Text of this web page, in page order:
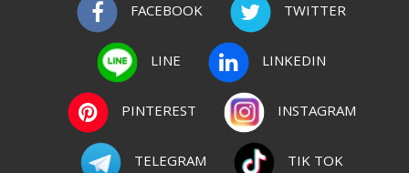
FACEBOOK TWITTER
LINE LINKEDIN
PINTEREST INSTAGRAM
TELEGRAM TIK TOK